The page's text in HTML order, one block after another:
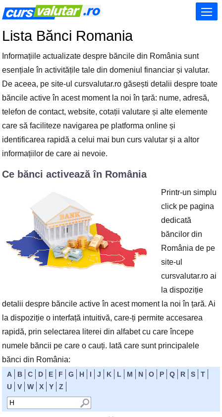
Lista Bănci Romania
Informațiile actualizate despre băncile din România sunt
esențiale în activitățile tale din domeniul financiar și valutar.
De aceea, pe site-ul cursvalutar.ro găsești detalii despre toate
băncile active în acest moment la noi în țară: nume, adresă,
telefon de contact, website, cotații valutare și alte elemente
care să faciliteze navigarea pe platforma online și
identificarea rapidă a celui mai bun curs valutar și a altor
informațiilor de care ai nevoie.
Ce bănci activează în România
Printr-un simplu
click pe pagina
dedicată
băncilor din
România de pe
site-ul
cursvalutar.ro ai
la dispoziție
detalii despre băncile active în acest moment la noi în țară. Ai
la dispoziție o interfață intuitivă, care-ți permite accesarea
rapidă, prin selectarea literei din alfabet cu care începe
numele băncii pe care o cauți. Iată care sunt principalele
bănci din România:
A B C D E F G H I J K L M N O P Q R S
T
U
V W X Y Z